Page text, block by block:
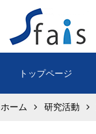
トップページ
ホーム 研究活動